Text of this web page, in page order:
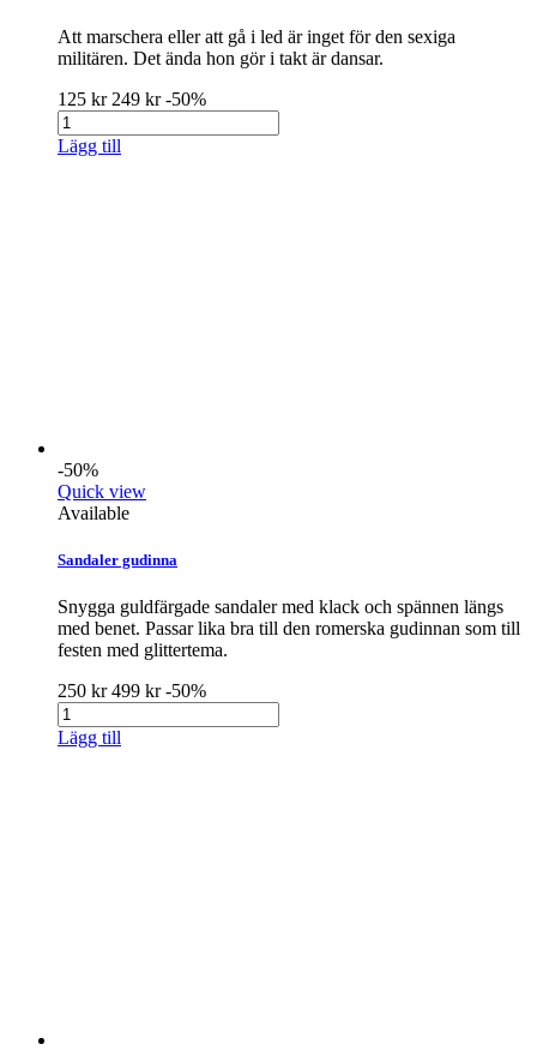
Att marschera eller att gå i led är inget för den sexiga
militären. Det ända hon gör i takt är dansar.
125 kr 249 kr-50%
Lägg till
-50%
Quick view
Available
Sandaler gudinna
Snygga guldfärgade sandaler med klack och spännen längs
med benet. Passar lika bra till den romerska gudinnan som till
festen med glittertema.
250 kr499 kr-50%
Lägg till